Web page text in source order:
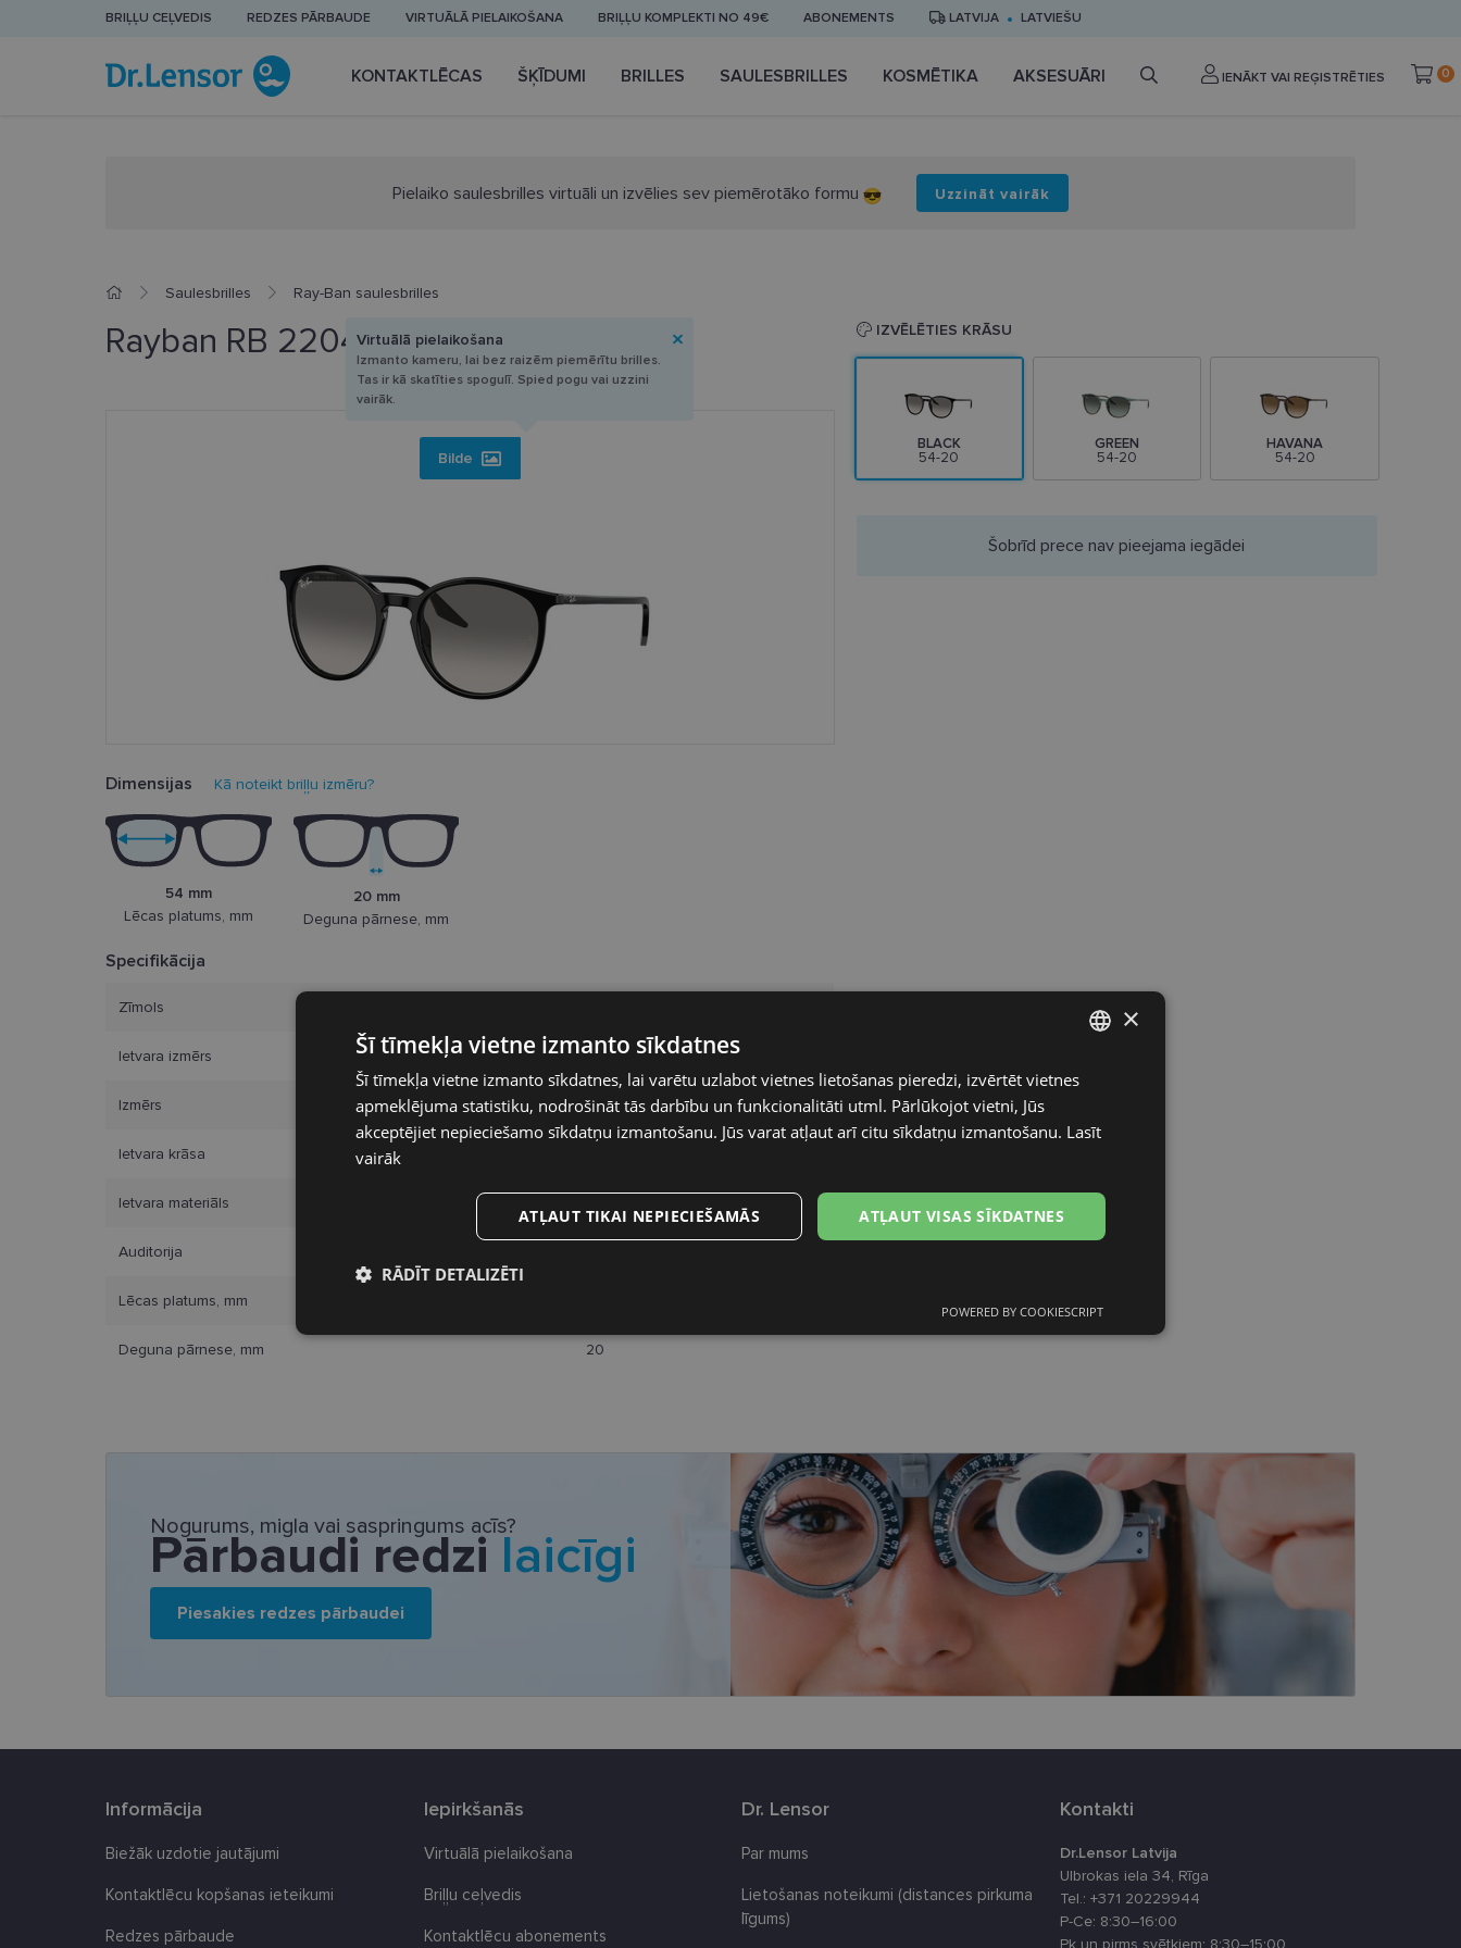
BRIĻĻU CEĻVEDIS REDZES PĀRBAUDE VIRTUĀLĀ PIELAIKOŠANA BRIĻĻU KOMPLEKTI NO 49€ ABONEMENTS LATVIJA LATVIEŠU
KONTAKTLĒCAS ŠĶĪDUMI BRILLES SAULESBRILLES KOSMĒTIKA AKSESUĀRI IENĀKT VAI REĢISTRĒTIES 0
Pielaiko saulesbrilles virtuāli un izvēlies sev piemērotāko formu Uzzināt vairāk
Saulesbrilles Ray-Ban saulesbrilles
Rayban RB 2204 901/32 54-20
Bilde
Virtuālā pielaikošana
Izmanto kameru, lai bez raizēm piemērītu brilles.
Tas ir kā skatīties spogulī. Spied pogu vai uzzini
vairāk.
Dimensijas Kā noteikt briļļu izmēru?
54 mm
Lēcas platums, mm
20 mm
Deguna pārnese, mm
Specifikācija
Zīmols
Ietvara izmērs 54-20
Izmērs L
Ietvara krāsa
Ietvara materiāls
Auditorija
Lēcas platums, mm
Deguna pārnese, mm 20
IZVĒLĒTIES KRĀSU
BLACK
54-20
GREEN
54-20
HAVANA
54-20
Šobrīd prece nav pieejama iegādei
Nogurums, migla vai saspringums acīs?
Pārbaudi redzi laicīgi
Piesakies redzes pārbaudei
Informācija
Biežāk uzdotie jautājumi
Kontaktlēcu kopšanas ieteikumi
Redzes pārbaude
Iepirkšanās
Virtuālā pielaikošana
Briļļu ceļvedis
Kontaktlēcu abonements
Dr. Lensor
Par mums
Lietošanas noteikumi (distances pirkuma
līgums)
Kontakti
Dr.Lensor Latvija
Ulbrokas iela 34, Rīga
Tel.: +371 20229944
P-Ce: 8:30–16:00
Pk un pirms svētkiem: 8:30–15:00
LATVIAN
×
Šī tīmekļa vietne izmanto sīkdatnes
Šī tīmekļa vietne izmanto sīkdatnes, lai varētu uzlabot vietnes lietošanas pieredzi, izvērtēt vietnes
apmeklējuma statistiku, nodrošināt tās darbību un funkcionalitāti utml. Pārlūkojot vietni, Jūs
akceptējiet nepieciešamo sīkdatņu izmantošanu. Jūs varat atļaut arī citu sīkdatņu izmantošanu. Lasīt
vairāk
ATĻAUT VISAS SĪKDATNES
ATĻAUT TIKAI NEPIECIEŠAMĀS
RĀDĪT DETALIZĒTI
sīkdatnes
sīkdatnes
sīkdatnes
sīkdatnes
Neklasificētās
Mārketinga sīkdatnes Funkcionālās sīkdatnes Neklasificētās
Šīs sīkdatnes nepieciešamas, lai Jūs varētu apmeklēt un pārlūkot tīmekļa vietnes saturu un izmantot tās piedāvātās iespējas. Šīs
sīkdatnes identificē Jūsu iekārtu, bet neizpauž Jūsu identitāti, kā arī tās nevāc un neapkopo informāciju. Bez šīm sīkdatnēm
tīmekļa vietne nevarēs pilnvērtīgi darboties, piemēram, sniegt nepieciešamo informāciju vai nodrošināt pieprasītos
pakalpojumus. Šīs sīkdatnes tiek glabātas Jūsu iekārtā līdz brīdim, kad sīkdatne izpildījusi savu funkciju, bet ne ilgāk kā divus
Nosaukums
Šis sīkfails tiek izmantots, lai atcerētos lietotāja preferences attiecībā uz
sīkdatņu izmantošanu tīmekļa vietnē.
funkcionalitāti.
Šis sīkfails ir saistīts ar Django tīmekļa izstrādes platformu Python. Tas
ir paredzēts, lai palīdzētu aizsargāt vietni pret noteikta veida
programmatūras uzbrukumiem tīmekļa veidlapām.
CookieScriptConsent
CookieScript
Šo sīkfailu izmanto Cookie-Script.com serviss, lai atcerētos apmeklētāju
POWERED BY COOKIESCRIPT